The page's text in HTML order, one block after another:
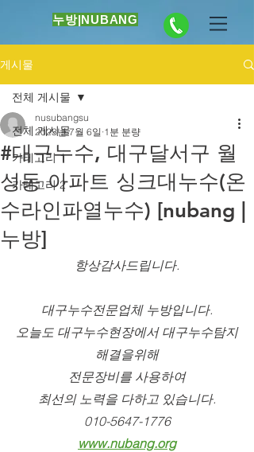
누방|NUBANG
게시물
전체 게시물
카테고리 1
카테고리 2
전체 게시물
#대구누수, 대구달서구 월
성동 아파트 싱크대누수(온
수라인파열누수) [nubang |
누방]
nusubangsu
2023년 7월 6일 1분 분량
항상감사드립니다.
대구누수전문업체 누방입니다.
오늘도 대구누수현장에서 대구누수탐지
해결을위해
전문장비를 사용하여
최선의 노력을 다하고 있습니다.
010-5647-1776
www.nubang.org